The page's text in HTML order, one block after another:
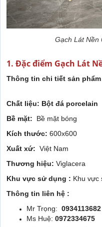
Gạch Lát Nền
1. Đặc điểm Gạch Lát
Thông tin
Chất liệu: Bột đá porcelain
Bề mặt: Bề mặt bóng
Kích thước: 600x600
Xuất xứ: Việt Nam
Thương hiệu: Viglacera
Khu vực sử dụng : Khu vực
Thông tin liên hệ :
Mr Trọng: 0934113682
Ms Huệ: 0972334675